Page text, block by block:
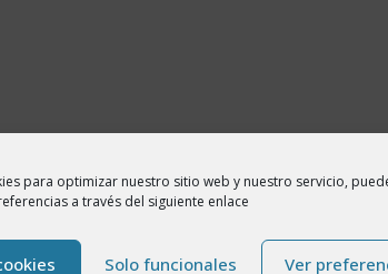
para optimizar nuestro sitio web y nuestro servicio,
a través del siguiente enlace
Solo funcionales Ver
de los edificios más